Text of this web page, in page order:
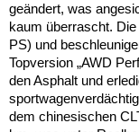
geändert, was
kaum überrascht.
PS) und
Topversion „AWD
den Asphalt und
dem chinesischen